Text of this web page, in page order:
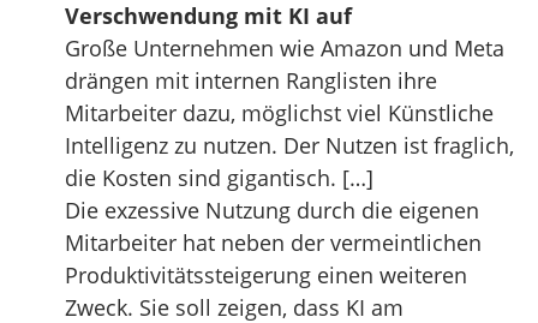
Verschwendung mit KI auf
Große Unternehmen wie Amazon und Meta
drängen mit internen Ranglisten ihre
Mitarbeiter dazu, möglichst viel Künstliche
Intelligenz zu nutzen. Der Nutzen ist fraglich,
die Kosten sind gigantisch. […]
Die exzessive Nutzung durch die eigenen
Mitarbeiter hat neben der vermeintlichen
Produktivitätssteigerung einen weiteren
Zweck. Sie soll zeigen, dass KI am